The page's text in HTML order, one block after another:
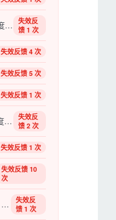
《古战场传奇1-5季》百度云网盘下载.BD1080P.英语
失效反
馈 1 次
失效反馈 4 次
失效反馈 5 次
失效反馈 1 次
《暗域魔舰 第一季》百度云网盘下载.BD1080P.英语
失效反
馈 2 次
失效反馈 1 次
失效反馈 10
次
女忍者影月/女忍:影月 くノ一忍法帖 影ノ月
失效反
馈 1 次